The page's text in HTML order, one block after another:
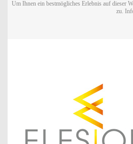
Um Ihnen ein bestmögliches Erlebnis auf dieser
zu.